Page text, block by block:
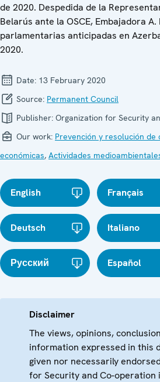
de 2020. Despedida de la
Belarús ante la OSCE, Embajadora
parlamentarias anticipadas en
2020.
Date: 13 February 2020
Source: Permanent Council
Publisher: Organization for Security
Our work: Prevención y resolución de
económicas, Actividades
English Français
Deutsch Italiano
Русский Español
Disclaimer
The views, opinions,
information expressed in this
given nor necessarily
for Security and Co-operation